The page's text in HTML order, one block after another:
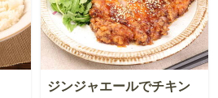
ジンジャエールでチキン